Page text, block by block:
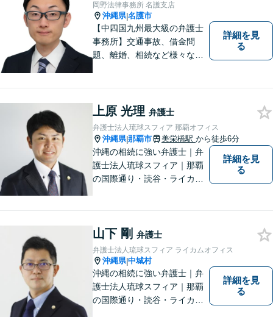
岡野法律事務所 名護支店
沖縄県|名護市
【中四国九州最大級の弁護士
事務所】交通事故、借金問
題、離婚、相続など様々な問
い！
詳細を見
る
上原 光理 弁護士
弁護士法人琉球スフィア 那覇オフィス
沖縄県|那覇市 美栄橋駅 から徒歩6分
沖縄の相続に強い弁護士｜弁
護士法人琉球スフィア｜那覇
の国際通り・読谷・ライカム
す。お気軽にご連絡くださ
い！
詳細を見
る
山下 剛 弁護士
弁護士法人琉球スフィア ライカムオフィス
沖縄県|中城村
沖縄の相続に強い弁護士｜弁
護士法人琉球スフィア｜那覇
の国際通り・読谷・ライカム
詳細を見
る